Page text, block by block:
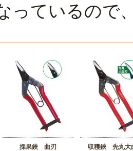
っているので
採果鋏 曲刃 収穫鋏 先丸大